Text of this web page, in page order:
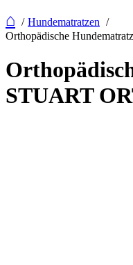
⌂
Hundematratzen
Orthopädische
STUART